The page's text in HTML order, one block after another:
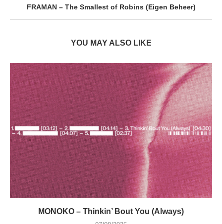
FRAMAN – The Smallest of Robins (Eigen Beheer)
YOU MAY ALSO LIKE
MONOKO – Thinkin’ Bout You (Always)